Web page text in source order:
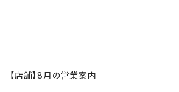
【店舗】8月の営業案内